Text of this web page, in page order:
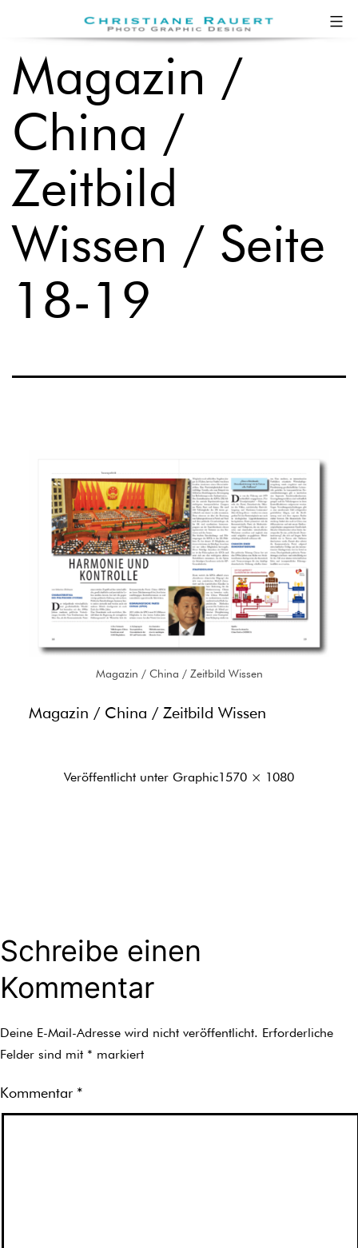
springen
Rauert
Magazin /
China /
Zeitbild
Wissen / Seite
18-19
Magazin / China / Zeitbild Wissen
Magazin / China / Zeitbild Wissen
Veröffentlicht unter GraphicOriginalgröße
1570 × 1080
Schreibe einen
Kommentar
Deine E-Mail-Adresse wird nicht veröffentlicht. Erforderliche
Felder sind mit * markiert
Kommentar *